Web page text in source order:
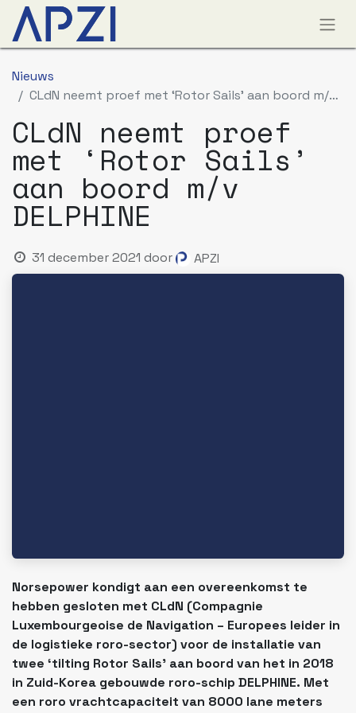
Nieuws
CLdN neemt proef met ‘Rotor Sails’ aan boord m/v DELPHINE
CLdN neemt proef
met ‘Rotor Sails’
aan boord m/v
DELPHINE
31 december 2021 door APZI
Norsepower kondigt aan een overeenkomst te
hebben gesloten met CLdN (Compagnie
Luxembourgeoise de Navigation – Europees leider in
de logistieke roro-sector) voor de installatie van
twee ‘tilting Rotor Sails’ aan boord van het in 2018
in Zuid-Korea gebouwde roro-schip DELPHINE. Met
een roro vrachtcapaciteit van 8000 lane meters